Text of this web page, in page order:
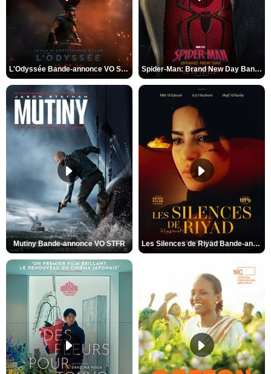
L'Odyssée Bande-annonce VO STFR Spider-Man: Brand New Day Bande-annonce VO STFR
Mutiny Bande-annonce VO STFR Les Silences de Riyad Bande-annonce VO STFR